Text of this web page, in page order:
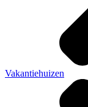
Vakantiehuizen